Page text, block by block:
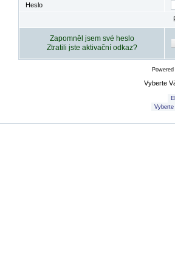
Heslo
Zapomněl jsem své heslo
Ztratili jste aktivační odkaz?
Vyberte